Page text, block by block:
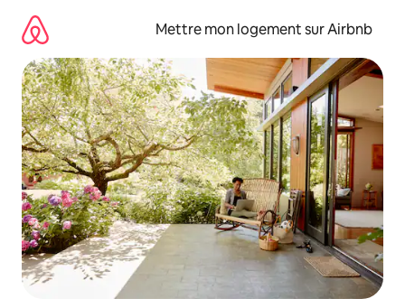
directement
contenu
Mettre mon logement sur Airbnb